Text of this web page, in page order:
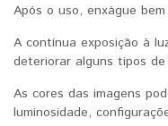
Após o uso, enxágue
A contínua exposição à
deteriorar alguns tipos
As cores das imagens
luminosidade,